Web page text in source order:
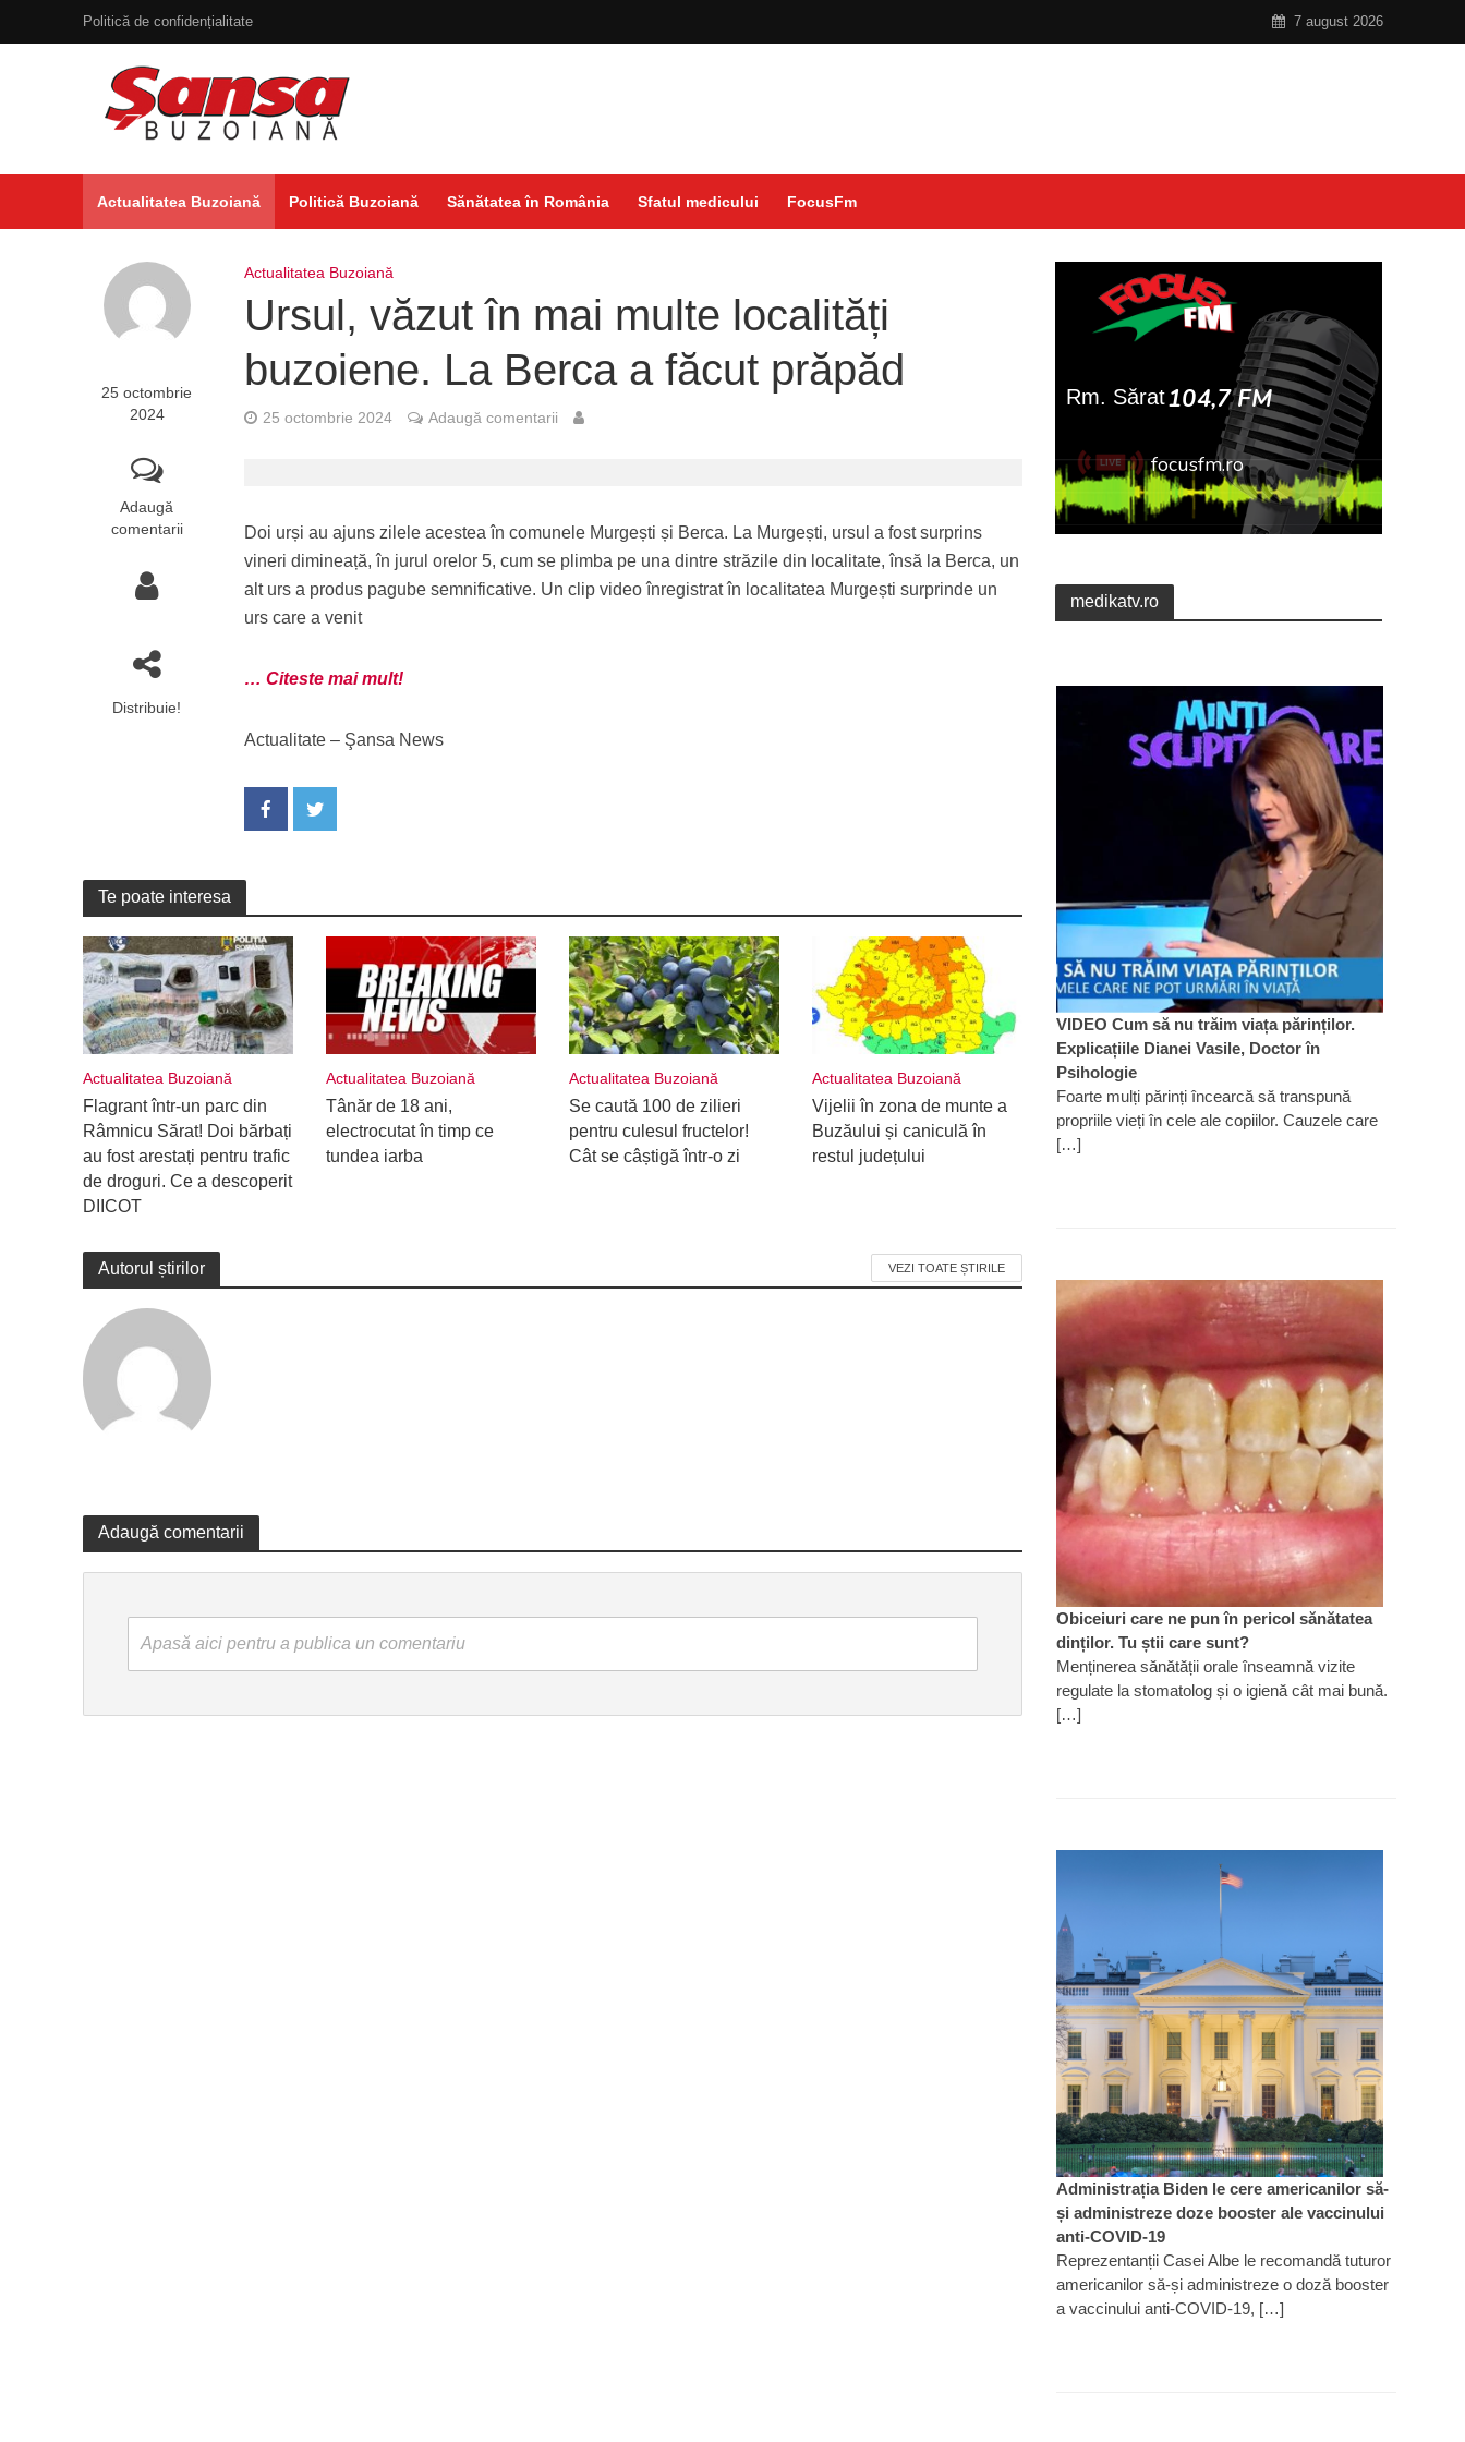
Politică de confidențialitate 7 august 2026
Actualitatea Buzoiană Politică Buzoiană Sănătatea în România Sfatul medicului FocusFm
25 octombrie
2024
Adaugă
comentarii
Distribuie!
Actualitatea Buzoiană
Ursul, văzut în mai multe localități
buzoiene. La Berca a făcut prăpăd
25 octombrie 2024 Adaugă comentarii
Doi urși au ajuns zilele acestea în comunele Murgești și Berca. La Murgești, ursul a fost surprins
vineri dimineață, în jurul orelor 5, cum se plimba pe una dintre străzile din localitate, însă la Berca, un
alt urs a produs pagube semnificative. Un clip video înregistrat în localitatea Murgești surprinde un
urs care a venit
… Citeste mai mult!
Actualitate – Şansa News
Te poate interesa
Actualitatea Buzoiană
Flagrant într-un parc din
Râmnicu Sărat! Doi bărbați
au fost arestați pentru trafic
de droguri. Ce a descoperit
DIICOT
Actualitatea Buzoiană
Tânăr de 18 ani,
electrocutat în timp ce
tundea iarba
Actualitatea Buzoiană
Se caută 100 de zilieri
pentru culesul fructelor!
Cât se câștigă într-o zi
Actualitatea Buzoiană
Vijelii în zona de munte a
Buzăului și caniculă în
restul județului
Autorul știrilor VEZI TOATE ȘTIRILE
Adaugă comentarii
Apasă aici pentru a publica un comentariu
medikatv.ro
VIDEO Cum să nu trăim viața părinților.
Explicațiile Dianei Vasile, Doctor în
Psihologie
Foarte mulți părinți încearcă să transpună
propriile vieți în cele ale copiilor. Cauzele care
[…]
Obiceiuri care ne pun în pericol sănătatea
dinților. Tu știi care sunt?
Menținerea sănătății orale înseamnă vizite
regulate la stomatolog și o igienă cât mai bună.
[…]
Administrația Biden le cere americanilor să-
și administreze doze booster ale vaccinului
anti-COVID-19
Reprezentanții Casei Albe le recomandă tuturor
americanilor să-și administreze o doză booster
a vaccinului anti-COVID-19, […]